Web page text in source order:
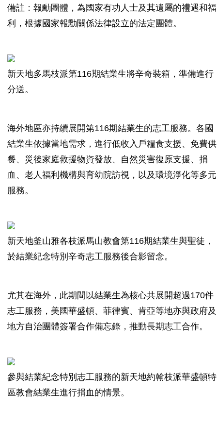
備註：報勳團體，為國家有功人士及其遺屬的禮遇和福
利，根據國家報勳關係法律設立的法定團體。
新天地多馬枝派第116期結業生將辛奇裝箱，準備進行
分送。
海外地區亦持續展開第116期結業生的志工服務。各國
結業生依據當地需求，進行低收入戶糧食支援、免費供
餐、災後家庭救援物資發放、自然災害復原支援、捐
血、老人福利機構與育幼院訪視，以及環境淨化等多元
服務。
新天地釜山雅各枝派馬山教會第116期結業生與聖徒，
於結業紀念特別辛奇志工服務後合影留念。
尤其在海外，此期間以結業生為核心共展開超過170件
志工服務，美國華盛頓、菲律賓、肯亞等地亦與政府及
地方自治團體簽署合作備忘錄，推動長期志工合作。
參與結業紀念特別志工服務的新天地約翰枝派華盛頓特
區教會結業生進行捐血的情景。